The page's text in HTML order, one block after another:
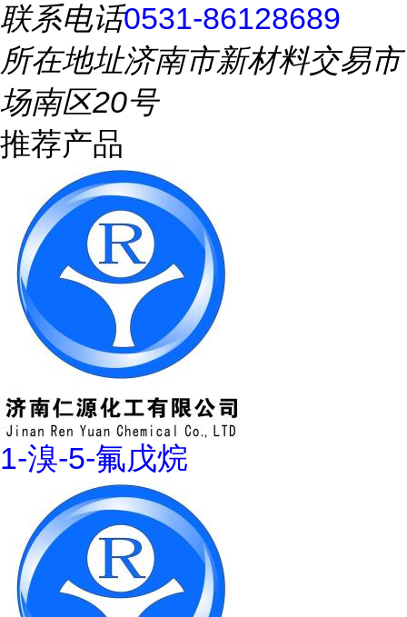
联系电话0531-86128689
所在地址济南市新材料交易市
场南区20号
推荐产品
1-溴-5-氟戊烷